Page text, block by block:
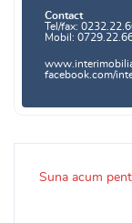
Suna acum
Contact
Tel/fax:
Mobil:
facebook.com/